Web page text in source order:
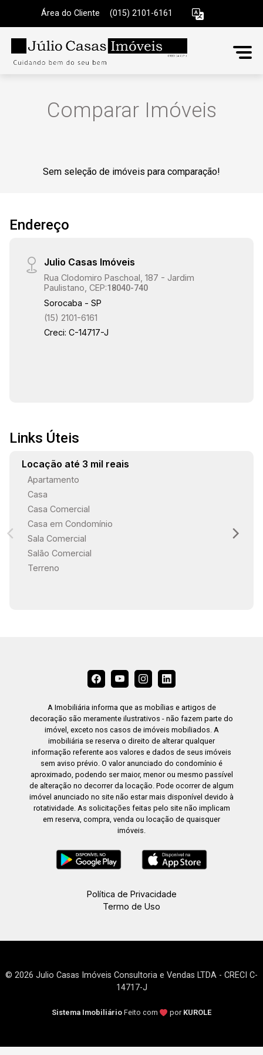
Área do Cliente (015) 2101-6161
Comparar Imóveis
Sem seleção de imóveis para comparação!
Endereço
Julio Casas Imóveis
Rua Clodomiro Paschoal, 187 - Jardim
Paulistano, CEP:18040-740
Sorocaba - SP
(15) 2101-6161
Creci: C-14717-J
Links Úteis
Locação até 3 mil reais
Apartamento
Casa
Casa Comercial
Casa em Condomínio
Sala Comercial
Salão Comercial
Terreno
A Imobiliária informa que as mobílias e artigos de
decoração são meramente ilustrativos - não fazem parte do
imóvel, exceto nos casos de imóveis mobiliados. A
imobiliária se reserva o direito de alterar qualquer
informação referente aos valores e dados de seus imóveis
sem aviso prévio. O valor anunciado do condomínio é
aproximado, podendo ser maior, menor ou mesmo passível
de alteração no decorrer da locação. Pode ocorrer de algum
imóvel anunciado no site não estar mais disponível devido à
rotatividade. As solicitações feitas pelo site não implicam
em reserva, compra, venda ou locação de quaisquer
imóveis.
Política de Privacidade
Termo de Uso
© 2026 Julio Casas Imóveis Consultoria e Vendas LTDA - CRECI C-
14717-J
Sistema Imobiliário Feito com por KUROLE